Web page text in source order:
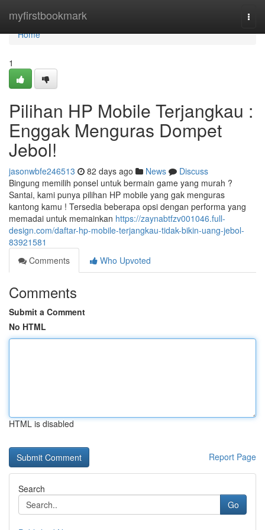
myfirstbookmark
Home
Home
1
Pilihan HP Mobile Terjangkau :
Enggak Menguras Dompet
Jebol!
jasonwbfe246513 82 days ago News
Discuss
Bingung memilih ponsel untuk bermain game yang murah ?
Santai, kami punya pilihan HP mobile yang gak menguras
kantong kamu ! Tersedia beberapa opsi dengan performa yang
memadai untuk memainkan https://zaynabtfzv001046.full-
design.com/daftar-hp-mobile-terjangkau-tidak-bikin-uang-jebol-
83921581
Comments
Who Upvoted
Comments
Submit a Comment
No HTML
HTML is disabled
Report Page
Search
Go